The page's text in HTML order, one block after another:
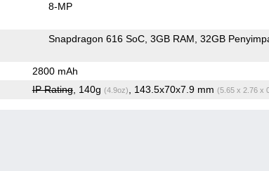
8-MP
Snapdragon 616 SoC 3GB RAM 32GB
2800 mAh
IP Rating, 140g (4.9oz) , 143.5x70x7.9 mm (5.65 x 2.76 x